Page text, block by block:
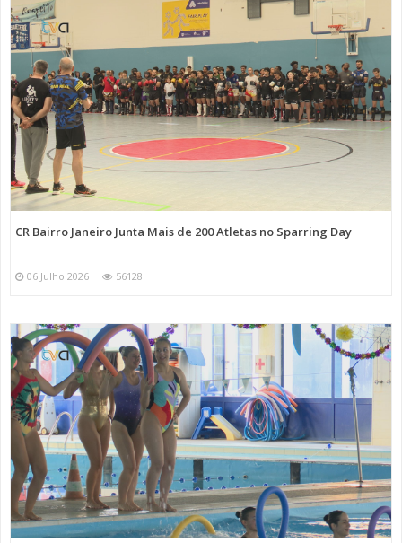
CR Bairro Janeiro Junta Mais de 200 Atletas no Sparring Day
06 Julho 2026 56128